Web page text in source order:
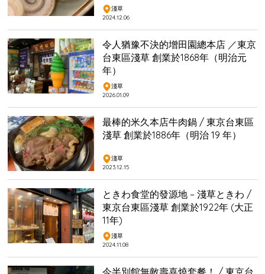
淺草
2024.12.06
令人猶豫不決的增田園總本店 ／東京
台東區淺草 創業於1868年（明治元
年）
淺草
2026.01.09
最棒的米久本店牛肉鍋 / 東京台東區
淺草 創業於1886年（明治 19 年）
淺草
2023.12.15
ときわ食堂的發源地 – 淺草ときわ /
東京台東區淺草 創業於1922年 (大正
11年)
淺草
2024.11.08